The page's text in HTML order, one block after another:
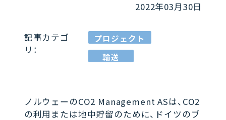
2022年03月30日
記事カテゴ
リ：
プロジェクト
輸送
ノルウェーのCO2 Management ASは、CO2
の利用または地中貯留のために、ドイツのブ